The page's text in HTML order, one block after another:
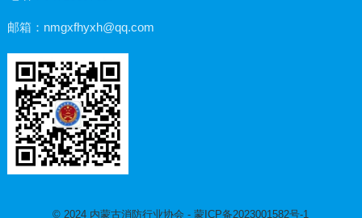
邮箱：nmgxfhyxh@qq.com
© 2024 内蒙古消防行业协会 -蒙ICP备2023001582号-1